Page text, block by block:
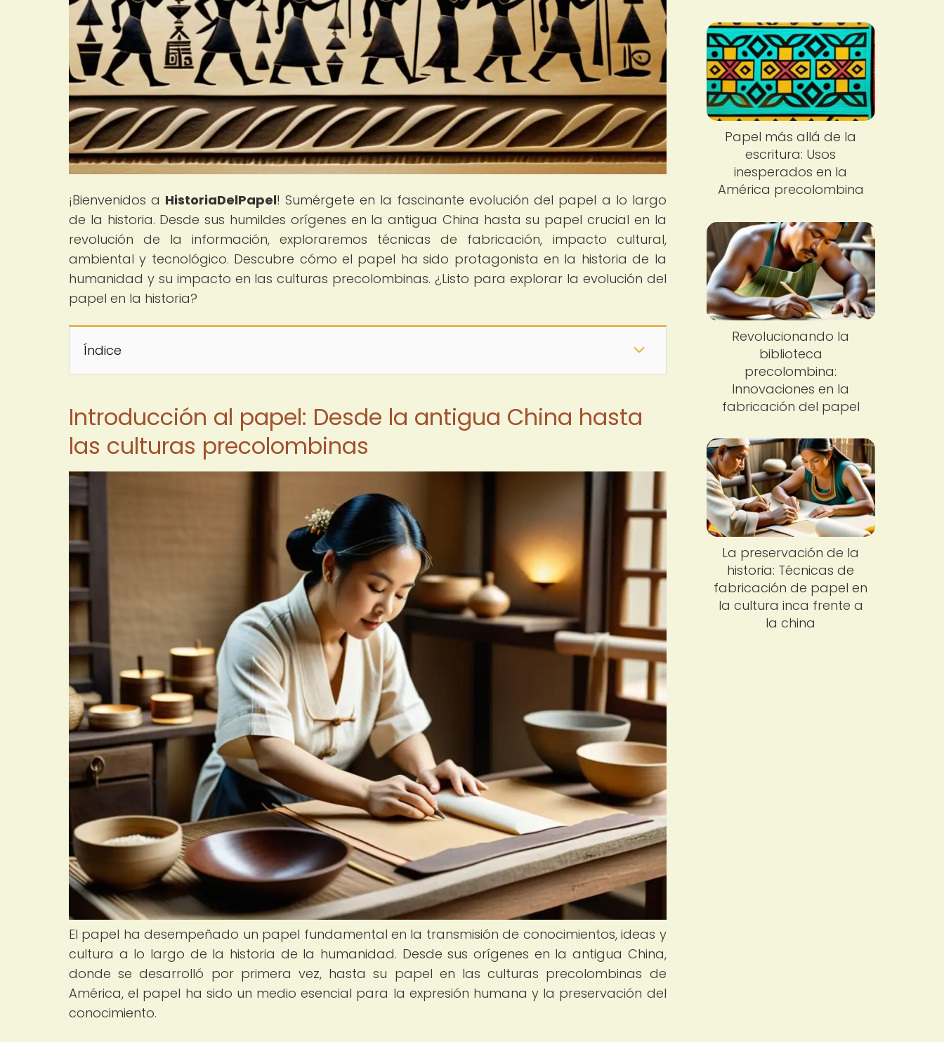
¡Bienvenidos a HistoriaDelPapel! Sumérgete en la fascinante evolución del papel a lo largo
de la historia. Desde sus humildes orígenes en la antigua China hasta su papel crucial en la
revolución de la información, exploraremos técnicas de fabricación, impacto cultural,
ambiental y tecnológico. Descubre cómo el papel ha sido protagonista en la historia de la
humanidad y su impacto en las culturas precolombinas. ¿Listo para explorar la evolución del
papel en la historia?
Índice
Introducción al papel: Desde la antigua China hasta
las culturas precolombinas
El papel ha desempeñado un papel fundamental en la transmisión de conocimientos, ideas y
cultura a lo largo de la historia de la humanidad. Desde sus orígenes en la antigua China,
donde se desarrolló por primera vez, hasta su papel en las culturas precolombinas de
América, el papel ha sido un medio esencial para la expresión humana y la preservación del
conocimiento.
Papel más allá de la
escritura: Usos
inesperados en la
América precolombina
Revolucionando la
biblioteca
precolombina:
Innovaciones en la
fabricación del papel
La preservación de la
historia: Técnicas de
fabricación de papel en
la cultura inca frente a
la china